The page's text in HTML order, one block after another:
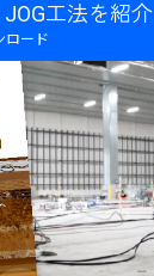
工法を紹介
ロード